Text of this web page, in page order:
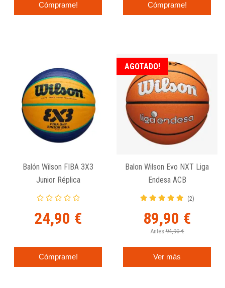
Cómprame! Cómprame!
Balón Wilson FIBA 3X3
Junior Réplica
24,90 €
Cómprame!
Balon Wilson Evo NXT Liga
Endesa ACB
(2)
89,90 €
Antes 94,90 €
Ver más
AGOTADO!